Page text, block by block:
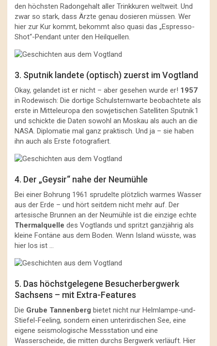
den höchsten Radongehalt aller Trinkkuren weltweit. Und
zwar so stark, dass Ärzte genau dosieren müssen. Wer
hier zur Kur kommt, bekommt also quasi das „Espresso-
Shot“-Pendant unter den Heilquellen.
3. Sputnik landete (optisch) zuerst im Vogtland
Okay, gelandet ist er nicht – aber gesehen wurde er! 1957
in Rodewisch: Die dortige Schulsternwarte beobachtete als
erste in Mitteleuropa den sowjetischen Satelliten Sputnik 1
und schickte die Daten sowohl an Moskau als auch an die
NASA. Diplomatie mal ganz praktisch. Und ja – sie haben
ihn auch als Erste fotografiert.
4. Der „Geysir“ nahe der Neumühle
Bei einer Bohrung 1961 sprudelte plötzlich warmes Wasser
aus der Erde – und hört seitdem nicht mehr auf. Der
artesische Brunnen an der Neumühle ist die einzige echte
Thermalquelle des Vogtlands und spritzt ganzjährig als
kleine Fontäne aus dem Boden. Wenn Island wüsste, was
hier los ist …
5. Das höchstgelegene Besucherbergwerk
Sachsens – mit Extra-Features
Die Grube Tannenberg bietet nicht nur Helmlampe-und-
Stiefel-Feeling, sondern einen unterirdischen See, eine
eigene seismologische Messstation und eine
Wasserscheide, die mitten durchs Bergwerk verläuft. Hier